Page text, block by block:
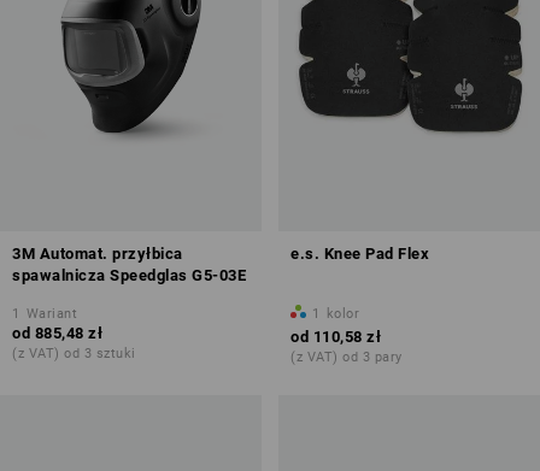
3M Automat. przyłbica
spawalnicza Speedglas G5-03E
1 Wariant
od 885,48 zł
(z VAT) od 3 sztuki
e.s. Knee Pad Flex
1 kolor
od 110,58 zł
(z VAT) od 3 pary